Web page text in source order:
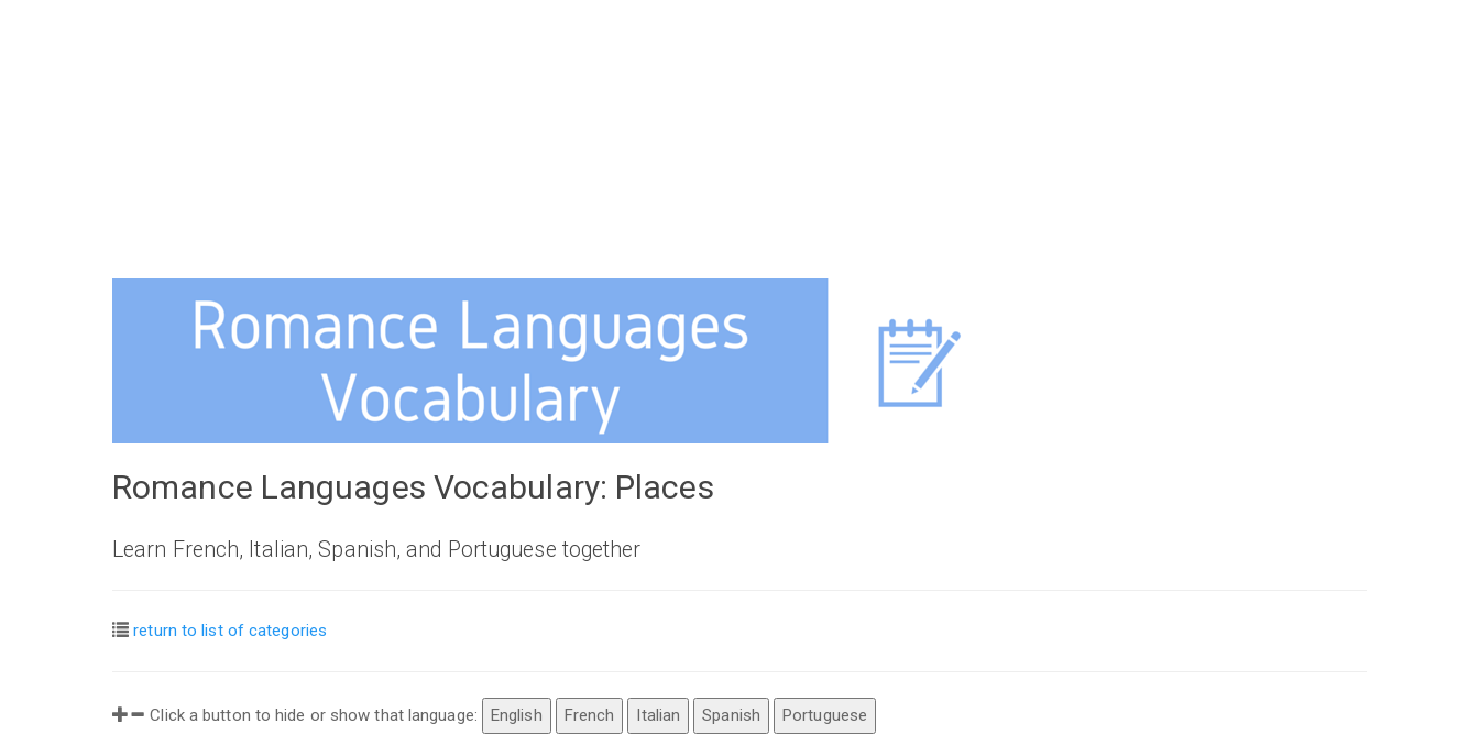
Romance Languages Vocabulary: Places
Learn French, Italian, Spanish, and Portuguese together
return to list of categories
Click a button to hide or show that language: English French Italian Spanish Portuguese